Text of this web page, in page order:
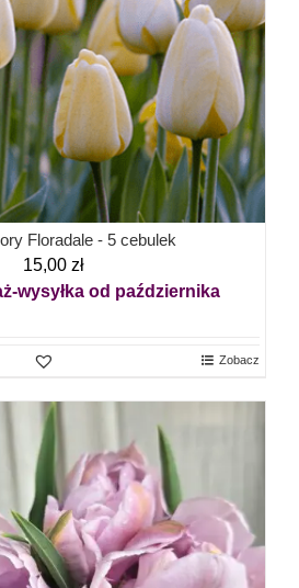
Floradale - 5 cebulek
15,00 zł
wysyłka od października
Zobacz